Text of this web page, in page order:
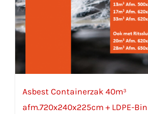
Asbest Containerzak 40m³
afm.720x240x225cm + LDPE-